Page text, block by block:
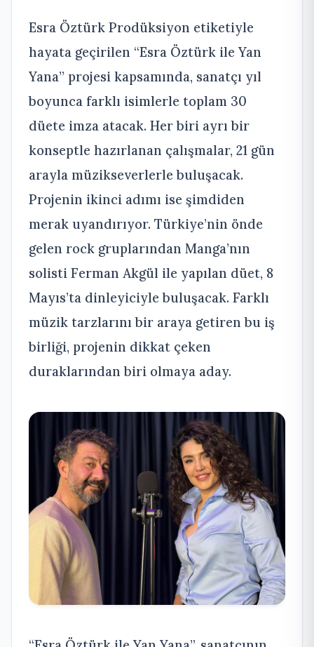
Esra Öztürk Prodüksiyon etiketiyle
hayata geçirilen “Esra Öztürk ile Yan
Yana” projesi kapsamında, sanatçı yıl
boyunca farklı isimlerle toplam 30
düete imza atacak. Her biri ayrı bir
konseptle hazırlanan çalışmalar, 21 gün
arayla müzikseverlerle buluşacak.
Projenin ikinci adımı ise şimdiden
merak uyandırıyor. Türkiye’nin önde
gelen rock gruplarından Manga’nın
solisti Ferman Akgül ile yapılan düet, 8
Mayıs’ta dinleyiciyle buluşacak. Farklı
müzik tarzlarını bir araya getiren bu iş
birliği, projenin dikkat çeken
duraklarından biri olmaya aday.